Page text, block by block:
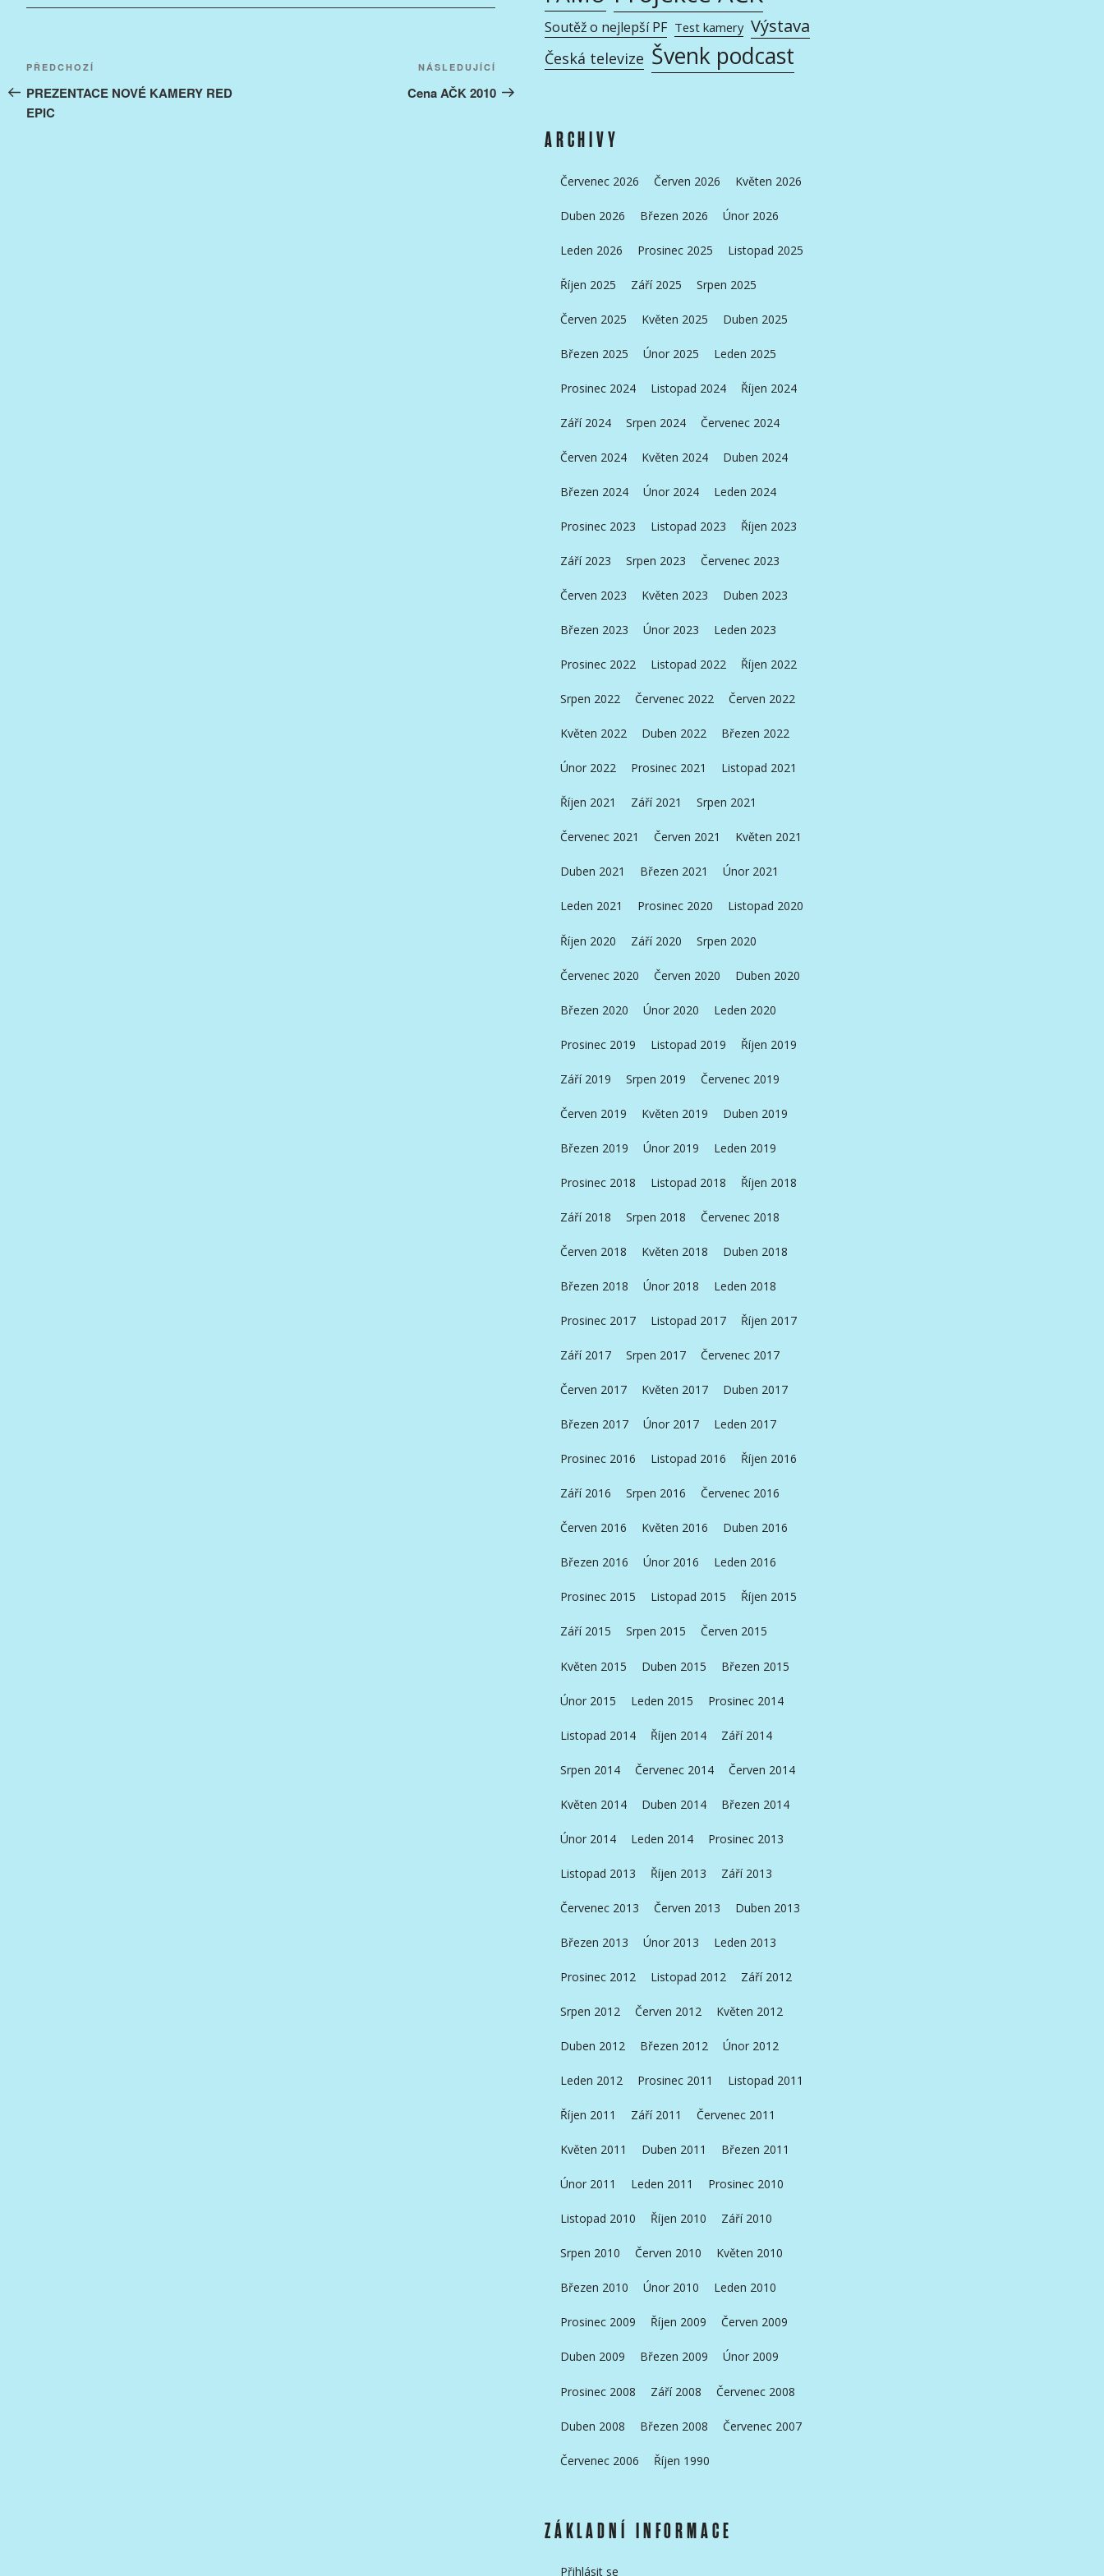
Navigace
pro
příspěvek
Předchozí
příspěvek
PŘEDCHOZÍ
PREZENTACE NOVÉ KAMERY RED
EPIC
Následující
příspěvek
NÁSLEDUJÍCÍ
Cena AČK 2010
Soutěž o nejlepší PF Test kamery Výstava
Česká televize Švenk podcast
ARCHIVY
Červenec 2026 Červen 2026 Květen 2026
Duben 2026 Březen 2026 Únor 2026
Leden 2026 Prosinec 2025 Listopad 2025
Říjen 2025 Září 2025 Srpen 2025
Červen 2025 Květen 2025 Duben 2025
Březen 2025 Únor 2025 Leden 2025
Prosinec 2024 Listopad 2024 Říjen 2024
Září 2024 Srpen 2024 Červenec 2024
Červen 2024 Květen 2024 Duben 2024
Březen 2024 Únor 2024 Leden 2024
Prosinec 2023 Listopad 2023 Říjen 2023
Září 2023 Srpen 2023 Červenec 2023
Červen 2023 Květen 2023 Duben 2023
Březen 2023 Únor 2023 Leden 2023
Prosinec 2022 Listopad 2022 Říjen 2022
Srpen 2022 Červenec 2022 Červen 2022
Květen 2022 Duben 2022 Březen 2022
Únor 2022 Prosinec 2021 Listopad 2021
Říjen 2021 Září 2021 Srpen 2021
Červenec 2021 Červen 2021 Květen 2021
Duben 2021 Březen 2021 Únor 2021
Leden 2021 Prosinec 2020 Listopad 2020
Říjen 2020 Září 2020 Srpen 2020
Červenec 2020 Červen 2020 Duben 2020
Březen 2020 Únor 2020 Leden 2020
Prosinec 2019 Listopad 2019 Říjen 2019
Září 2019 Srpen 2019 Červenec 2019
Červen 2019 Květen 2019 Duben 2019
Březen 2019 Únor 2019 Leden 2019
Prosinec 2018 Listopad 2018 Říjen 2018
Září 2018 Srpen 2018 Červenec 2018
Červen 2018 Květen 2018 Duben 2018
Březen 2018 Únor 2018 Leden 2018
Prosinec 2017 Listopad 2017 Říjen 2017
Září 2017 Srpen 2017 Červenec 2017
Červen 2017 Květen 2017 Duben 2017
Březen 2017 Únor 2017 Leden 2017
Prosinec 2016 Listopad 2016 Říjen 2016
Září 2016 Srpen 2016 Červenec 2016
Červen 2016 Květen 2016 Duben 2016
Březen 2016 Únor 2016 Leden 2016
Prosinec 2015 Listopad 2015 Říjen 2015
Září 2015 Srpen 2015 Červen 2015
Květen 2015 Duben 2015 Březen 2015
Únor 2015 Leden 2015 Prosinec 2014
Listopad 2014 Říjen 2014 Září 2014
Srpen 2014 Červenec 2014 Červen 2014
Květen 2014 Duben 2014 Březen 2014
Únor 2014 Leden 2014 Prosinec 2013
Listopad 2013 Říjen 2013 Září 2013
Červenec 2013 Červen 2013 Duben 2013
Březen 2013 Únor 2013 Leden 2013
Prosinec 2012 Listopad 2012 Září 2012
Srpen 2012 Červen 2012 Květen 2012
Duben 2012 Březen 2012 Únor 2012
Leden 2012 Prosinec 2011 Listopad 2011
Říjen 2011 Září 2011 Červenec 2011
Květen 2011 Duben 2011 Březen 2011
Únor 2011 Leden 2011 Prosinec 2010
Listopad 2010 Říjen 2010 Září 2010
Srpen 2010 Červen 2010 Květen 2010
Březen 2010 Únor 2010 Leden 2010
Prosinec 2009 Říjen 2009 Červen 2009
Duben 2009 Březen 2009 Únor 2009
Prosinec 2008 Září 2008 Červenec 2008
Duben 2008 Březen 2008 Červenec 2007
Červenec 2006 Říjen 1990
ZÁKLADNÍ INFORMACE
Přihlásit se